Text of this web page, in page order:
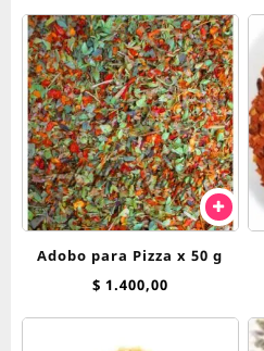
Adobo para Pizza x 50 g
$ 1.400,00